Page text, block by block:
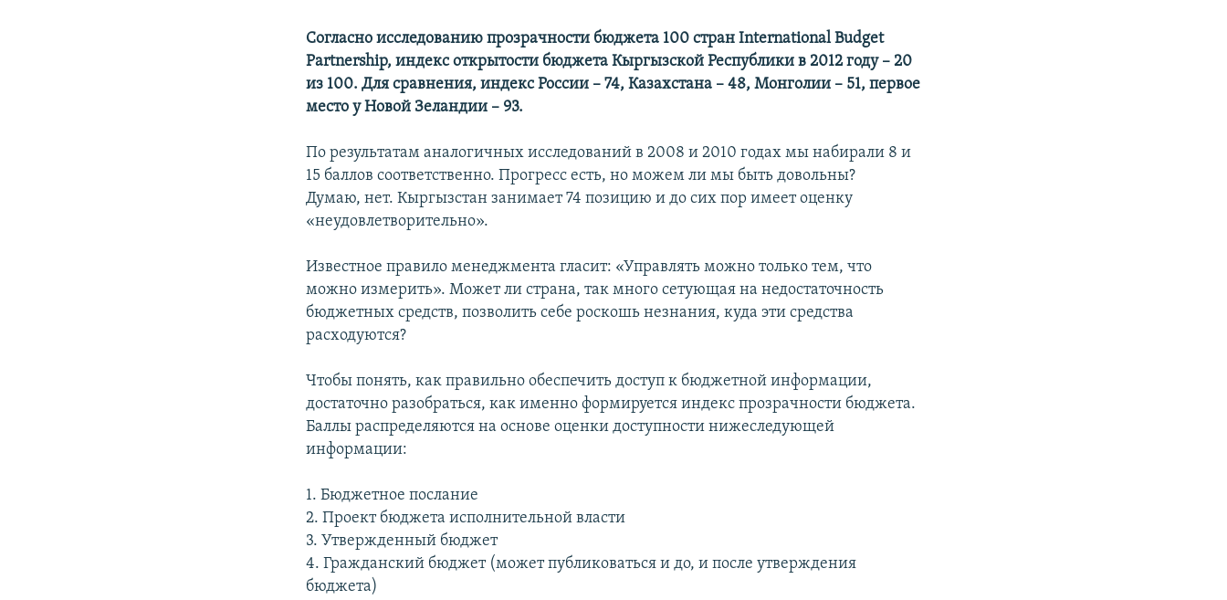
Согласно исследованию прозрачности бюджета 100 стран International Budget
Partnership, индекс открытости бюджета Кыргызской Республики в 2012 году – 20
из 100. Для сравнения, индекс России – 74, Казахстана – 48, Монголии – 51, первое
место у Новой Зеландии – 93.
По результатам аналогичных исследований в 2008 и 2010 годах мы набирали 8 и
15 баллов соответственно. Прогресс есть, но можем ли мы быть довольны?
Думаю, нет. Кыргызстан занимает 74 позицию и до сих пор имеет оценку
«неудовлетворительно».
Известное правило менеджмента гласит: «Управлять можно только тем, что
можно измерить». Может ли страна, так много сетующая на недостаточность
бюджетных средств, позволить себе роскошь незнания, куда эти средства
расходуются?
Чтобы понять, как правильно обеспечить доступ к бюджетной информации,
достаточно разобраться, как именно формируется индекс прозрачности бюджета.
Баллы распределяются на основе оценки доступности нижеследующей
информации:
1. Бюджетное послание
2. Проект бюджета исполнительной власти
3. Утвержденный бюджет
4. Гражданский бюджет (может публиковаться и до, и после утверждения
бюджета)